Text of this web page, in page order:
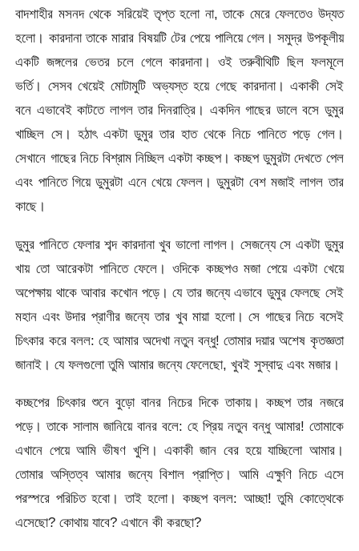
বাদশাহীর মসনদ থেকে সরিয়েই তৃপ্ত হলো না, তাকে মেরে ফেলতেও উদ্যত
হলো। কারদানা তাকে মারার বিষয়টি টের পেয়ে পালিয়ে গেল। সমুদ্র উপকূলীয়
একটি জঙ্গলের ভেতর চলে গেলে কারদানা। ওই তরুবীথিটি ছিল ফলমূলে
ভর্তি। সেসব খেয়েই মোটামুটি অভ্যস্ত হয়ে গেছে কারদানা। একাকী সেই
বনে এভাবেই কাটতে লাগল তার দিনরাত্রি। একদিন গাছের ডালে বসে ডুমুর
খাচ্ছিল সে। হঠাৎ একটা ডুমুর তার হাত থেকে নিচে পানিতে পড়ে গেল।
সেখানে গাছের নিচে বিশ্রাম নিচ্ছিল একটা কচ্ছপ। কচ্ছপ ডুমুরটা দেখতে পেল
এবং পানিতে গিয়ে ডুমুরটা এনে খেয়ে ফেলল। ডুমুরটা বেশ মজাই লাগল তার
কাছে।
ডুমুর পানিতে ফেলার শব্দ কারদানা খুব ভালো লাগল। সেজন্যে সে একটা ডুমুর
খায় তো আরেকটা পানিতে ফেলে। ওদিকে কচ্ছপও মজা পেয়ে একটা খেয়ে
অপেক্ষায় থাকে আবার কখোন পড়ে। যে তার জন্যে এভাবে ডুমুর ফেলছে সেই
মহান এবং উদার প্রাণীর জন্যে তার খুব মায়া হলো। সে গাছের নিচে বসেই
চিৎকার করে বলল: হে আমার অদেখা নতুন বন্ধু! তোমার দয়ার অশেষ কৃতজ্ঞতা
জানাই। যে ফলগুলো তুমি আমার জন্যে ফেলেছো, খুবই সুস্বাদু এবং মজার।
কচ্ছপের চিৎকার শুনে বুড়ো বানর নিচের দিকে তাকায়। কচ্ছপ তার নজরে
পড়ে। তাকে সালাম জানিয়ে বানর বলে: হে প্রিয় নতুন বন্ধু আমার! তোমাকে
এখানে পেয়ে আমি ভীষণ খুশি। একাকী জান বের হয়ে যাচ্ছিলো আমার।
তোমার অস্তিত্ব আমার জন্যে বিশাল প্রাপ্তি। আমি এক্ষুণি নিচে এসে
পরস্পরে পরিচিত হবো। তাই হলো। কচ্ছপ বলল: আচ্ছা! তুমি কোত্থেকে
এসেছো? কোথায় যাবে? এখানে কী করছো?